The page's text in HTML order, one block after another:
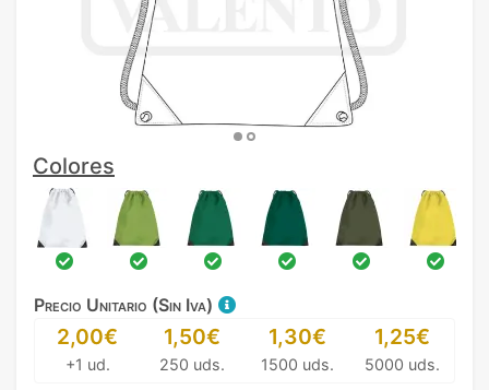
Colores
Precio Unitario (Sin Iva)
2,00€
+1 ud.
1,50€
250 uds.
1,30€
1500 uds.
1,25€
5000 uds.